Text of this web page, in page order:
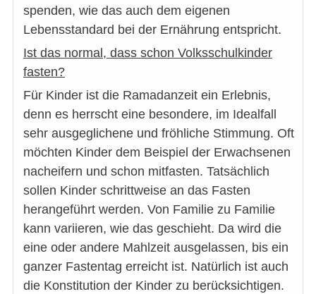
spenden, wie das auch dem eigenen
Lebensstandard bei der Ernährung entspricht.
Ist das normal, dass schon Volksschulkinder
fasten?
Für Kinder ist die Ramadanzeit ein Erlebnis,
denn es herrscht eine besondere, im Idealfall
sehr ausgeglichene und fröhliche Stimmung. Oft
möchten Kinder dem Beispiel der Erwachsenen
nacheifern und schon mitfasten. Tatsächlich
sollen Kinder schrittweise an das Fasten
herangeführt werden. Von Familie zu Familie
kann variieren, wie das geschieht. Da wird die
eine oder andere Mahlzeit ausgelassen, bis ein
ganzer Fastentag erreicht ist. Natürlich ist auch
die Konstitution der Kinder zu berücksichtigen.